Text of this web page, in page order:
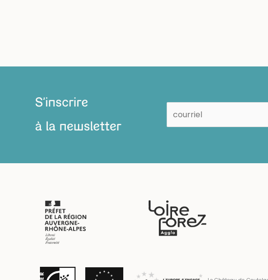
S'inscrire
à la newsletter